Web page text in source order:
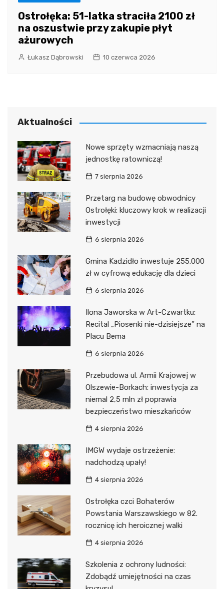
Ostrołęka: 51-latka straciła 2100 zł
na oszustwie przy zakupie płyt
ażurowych
Łukasz Dąbrowski 10 czerwca 2026
Aktualności
Nowe sprzęty wzmacniają naszą
jednostkę ratowniczą!
7 sierpnia 2026
Przetarg na budowę obwodnicy
Ostrołęki: kluczowy krok w realizacji
inwestycji
6 sierpnia 2026
Gmina Kadzidło inwestuje 255.000
zł w cyfrową edukację dla dzieci
6 sierpnia 2026
Ilona Jaworska w Art-Czwartku:
Recital „Piosenki nie-dzisiejsze” na
Placu Bema
6 sierpnia 2026
Przebudowa ul. Armii Krajowej w
Olszewie-Borkach: inwestycja za
niemal 2,5 mln zł poprawia
bezpieczeństwo mieszkańców
4 sierpnia 2026
IMGW wydaje ostrzeżenie:
nadchodzą upały!
4 sierpnia 2026
Ostrołęka czci Bohaterów
Powstania Warszawskiego w 82.
rocznicę ich heroicznej walki
4 sierpnia 2026
Szkolenia z ochrony ludności:
Zdobądź umiejętności na czas